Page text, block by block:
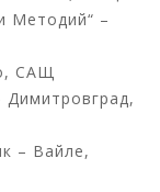
Методий“ –
САЩ
Димитровград,
– Вайле,